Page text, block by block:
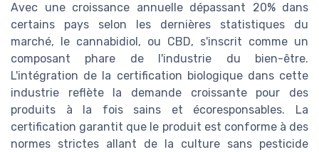
Avec une croissance annuelle dépassant 20% dans
certains pays selon les dernières statistiques du
marché, le cannabidiol, ou CBD, s'inscrit comme un
composant phare de l'industrie du bien-être.
L'intégration de la certification biologique dans cette
industrie reflète la demande croissante pour des
produits à la fois sains et écoresponsables. La
certification garantit que le produit est conforme à des
normes strictes allant de la culture sans pesticide